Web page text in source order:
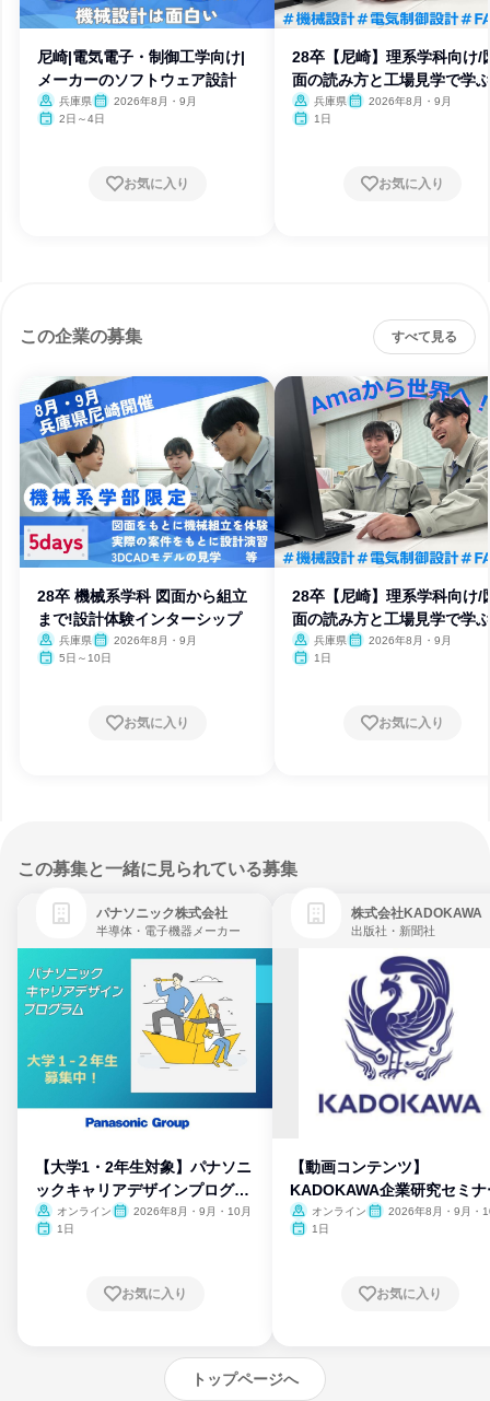
尼崎|電気電子・制御工学向け|
メーカーのソフトウェア設計
兵庫県
2026年8月・9月
2日～4日
お気に入り
28卒【尼崎】理系学科向け/
面の読み方と工場見学で学
計 兵庫県
2026年8月・9月
1日
お気に入り
この企業の募集 すべて見る
28卒 機械系学科 図面から組立
まで!設計体験インターシップ
兵庫県
2026年8月・9月
5日～10日
お気に入り
28卒【尼崎】理系学科向け/
面の読み方と工場見学で学
計 兵庫県
2026年8月・9月
1日
お気に入り
この募集と一緒に見られている募集
パナソニック株式会社
半導体・電子機器メーカー
【大学1・2年生対象】パナソニ
ックキャリアデザインプログラ
ム
オンライン
2026年8月・9月・10月
1日
お気に入り
株式会社KADOKAWA
出版社・新聞社
【動画コンテンツ】
KADOKAWA企業研究セミナ
オンライン
2026年8月・9月・
1日
お気に入り
トップページへ